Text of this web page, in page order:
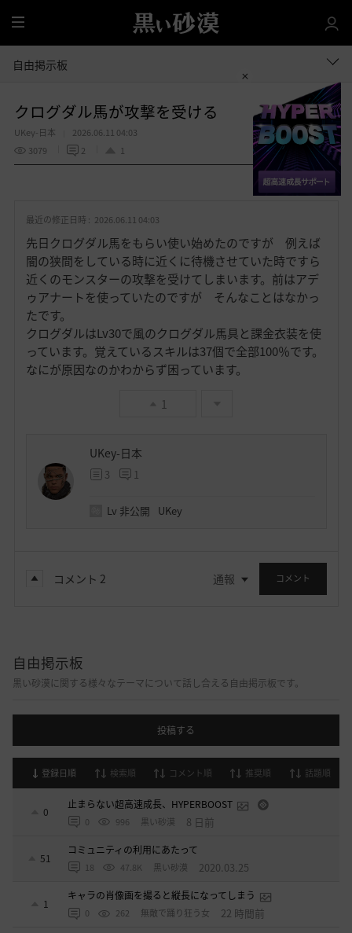
全
体
自由掲示板
クログダル馬が攻撃を受ける
UKey-日本
2026.06.11 04:03
3079
2 1
お
入
り
共有する
最近の修正日時 : 2026.06.11 04:03
先日クログダル馬をもらい使い始めたのですが 例えば
闇の狭間をしている時に近くに待機させていた時ですら
近くのモンスターの攻撃を受けてしまいます。前はアデ
ゥアナートを使っていたのですが そんなことはなかっ
たです。
クログダルはLv30で風のクログダル馬具と課金衣装を使
っています。覚えているスキルは37個で全部100％です。
なにが原因なのかわからず困っています。
1
UKey-日本
3 1
Lv 非公開 UKey
コメント 2 通報 コメント
自由掲示板
黒い砂漠に関する様々なテーマについて話し合える自由掲示板です。
投稿する
登録日順 検索順 コメント順 推奨順 話題順
0
止まらない超高速成長、HYPERBOOST
0 996 黒い砂漠 8 日前
51
コミュニティの利用にあたって
18 47.8K 黒い砂漠 2020.03.25
1
キャラの肖像画を撮ると縦長になってしまう
0 262 無敵で踊り狂う女 22 時間前